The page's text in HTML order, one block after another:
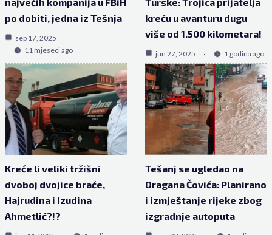
po dobiti, jedna iz Tešnja
sep 17, 2025
11 mjeseci ago
kreću u avanturu dugu
više od 1.500 kilometara!
jun 27, 2025 1 godina ago
Kreće li veliki tržišni
dvoboj dvojice braće,
Hajrudina i Izudina
Ahmetlić?!?
Tešanj se ugledao na
Dragana Čovića: Planirano
i izmještanje rijeke zbog
izgradnje autoputa